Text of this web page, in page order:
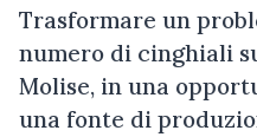
Trasformare un
numero di cinghiali
Molise, in una
una fonte di